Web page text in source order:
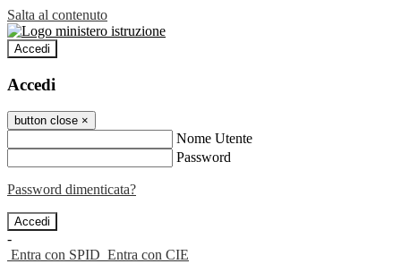
Salta al contenuto
Accedi
Accedi
button close ×
Nome Utente
Password
Password dimenticata?
-
Entra con SPID Entra con CIE